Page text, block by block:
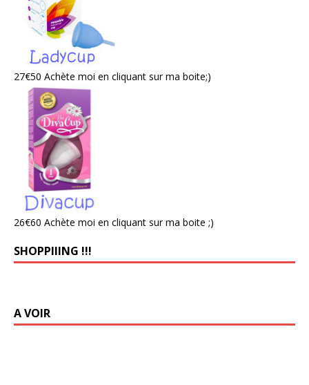
27€50 Achète moi en cliquant sur ma boite;)
26€60 Achète moi en cliquant sur ma boite ;)
SHOPPIIING !!!
A VOIR